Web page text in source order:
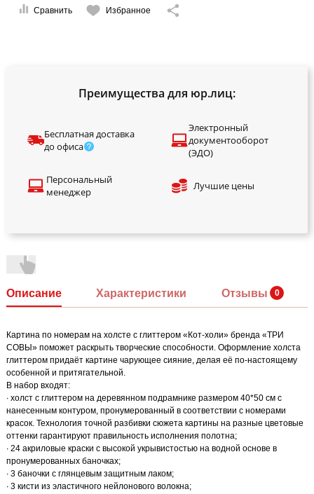
Сравнить Избранное
Преимущества для юр.лиц:
Бесплатная доставка
до офиса
Электронный
документооборот
(ЭДО)
Персональный
менеджер
Лучшие цены
Описание Характеристики Отзывы
Картина по номерам на холсте с глиттером «Кот-холи» бренда «ТРИ
СОВЫ» поможет раскрыть творческие способности. Оформление холста
глиттером придаёт картине чарующее сияние, делая её по-настоящему
особенной и притягательной.
В набор входят:
∙ холст с глиттером на деревянном подрамнике размером 40*50 см с
нанесенным контуром, пронумерованный в соответствии с номерами
красок. Технология точной разбивки сюжета картины на разные цветовые
оттенки гарантируют правильность исполнения полотна;
∙ 24 акриловые краски с высокой укрывистостью на водной основе в
пронумерованных баночках;
∙ 3 баночки с глянцевым защитным лаком;
∙ 3 кисти из эластичного нейлонового волокна;